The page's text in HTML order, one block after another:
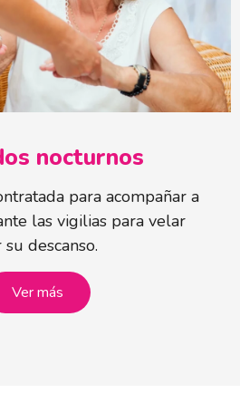
nocturnos
para acompañar a
las vigilias para velar
su descanso.
Ver más